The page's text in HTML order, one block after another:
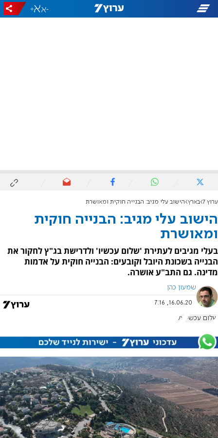
-
+
ערוץ 7 בארץ הישוב עלי מגיב: הבנייה חוקית ומאושרת
הישוב עלי מגיב: הבנייה חוקית
ומאושרת
בעלי מגיבים לעתירת 'שלום עכשיו' ולדרישת בג"ץ לחקור את
הבנייה בשכונת היובל וקובעים: הבנייה חוקית על אדמות
מדינה. גם התב"ע אושרה.
שמעון כהן
16.06.20, 7:16
שלום עכשיו עלי